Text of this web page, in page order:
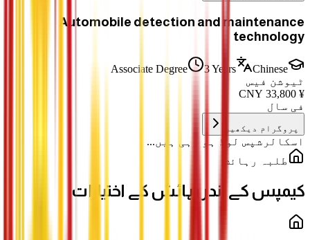
Automobile detection and maintenance
technology
Associate Degree 3 Years
Chinese
ٹیوشن فیس
¥
33,800
فی سال
پروگرام دیکھیں
اسکالرشپس لوڈ ہو رہی ہیں...
طلبہ رہائش
کیمپس کے اندر رہائش کے اختیارات